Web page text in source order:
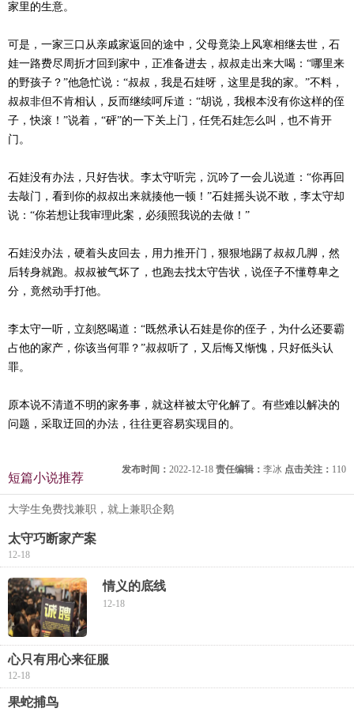
家里的生意。
可是，一家三口从亲戚家返回的途中，父母竟染上风寒相继去世，石
娃一路费尽周折才回到家中，正准备进去，叔叔走出来大喝：“哪里来
的野孩子？”他急忙说：“叔叔，我是石娃呀，这里是我的家。”不料，
叔叔非但不肯相认，反而继续呵斥道：“胡说，我根本没有你这样的侄
子，快滚！”说着，“砰”的一下关上门，任凭石娃怎么叫，也不肯开
门。
石娃没有办法，只好告状。李太守听完，沉吟了一会儿说道：“你再回
去敲门，看到你的叔叔出来就揍他一顿！”石娃摇头说不敢，李太守却
说：“你若想让我审理此案，必须照我说的去做！”
石娃没办法，硬着头皮回去，用力推开门，狠狠地踢了叔叔几脚，然
后转身就跑。叔叔被气坏了，也跑去找太守告状，说侄子不懂尊卑之
分，竟然动手打他。
李太守一听，立刻怒喝道：“既然承认石娃是你的侄子，为什么还要霸
占他的家产，你该当何罪？”叔叔听了，又后悔又惭愧，只好低头认
罪。
原本说不清道不明的家务事，就这样被太守化解了。有些难以解决的
问题，采取迂回的办法，往往更容易实现目的。
发布时间： 2022-12-18 责任编辑： 李冰 点击关注： 110
短篇小说推荐
大学生免费找兼职，就上兼职企鹅
太守巧断家产案
12-18
情义的底线
12-18
心只有用心来征服
12-18
果蛇捕鸟